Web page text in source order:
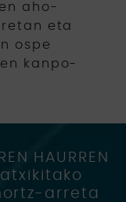
aho-
eta
ospe
kanpo-
HAURREN
atxikitako
arreta